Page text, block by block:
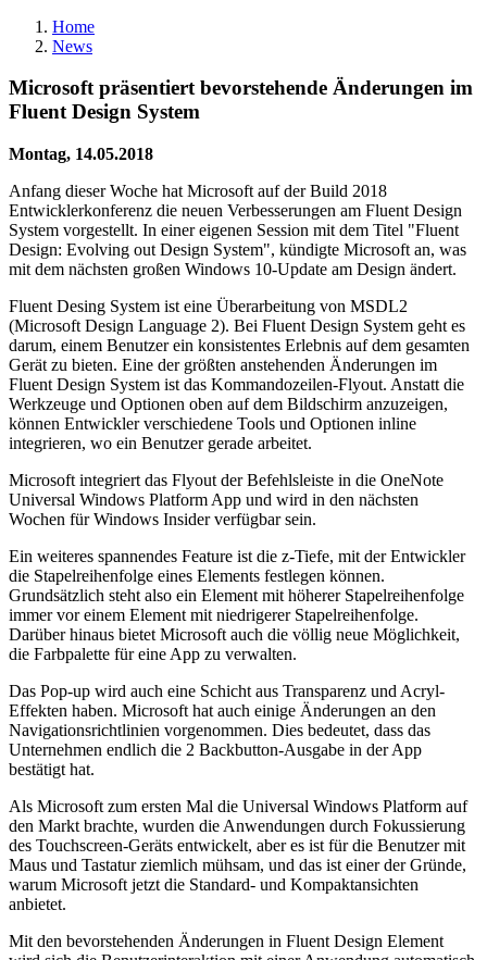
Home
News
Microsoft präsentiert bevorstehende Änderungen im
Fluent Design System
Montag, 14.05.2018
Anfang dieser Woche hat Microsoft auf der Build 2018
Entwicklerkonferenz die neuen Verbesserungen am Fluent Design
System vorgestellt. In einer eigenen Session mit dem Titel "Fluent
Design: Evolving out Design System", kündigte Microsoft an, was
mit dem nächsten großen Windows 10-Update am Design ändert.
Fluent Desing System ist eine Überarbeitung von MSDL2
(Microsoft Design Language 2). Bei Fluent Design System geht es
darum, einem Benutzer ein konsistentes Erlebnis auf dem gesamten
Gerät zu bieten. Eine der größten anstehenden Änderungen im
Fluent Design System ist das Kommandozeilen-Flyout. Anstatt die
Werkzeuge und Optionen oben auf dem Bildschirm anzuzeigen,
können Entwickler verschiedene Tools und Optionen inline
integrieren, wo ein Benutzer gerade arbeitet.
Microsoft integriert das Flyout der Befehlsleiste in die OneNote
Universal Windows Platform App und wird in den nächsten
Wochen für Windows Insider verfügbar sein.
Ein weiteres spannendes Feature ist die z-Tiefe, mit der Entwickler
die Stapelreihenfolge eines Elements festlegen können.
Grundsätzlich steht also ein Element mit höherer Stapelreihenfolge
immer vor einem Element mit niedrigerer Stapelreihenfolge.
Darüber hinaus bietet Microsoft auch die völlig neue Möglichkeit,
die Farbpalette für eine App zu verwalten.
Das Pop-up wird auch eine Schicht aus Transparenz und Acryl-
Effekten haben. Microsoft hat auch einige Änderungen an den
Navigationsrichtlinien vorgenommen. Dies bedeutet, dass das
Unternehmen endlich die 2 Backbutton-Ausgabe in der App
bestätigt hat.
Als Microsoft zum ersten Mal die Universal Windows Platform auf
den Markt brachte, wurden die Anwendungen durch Fokussierung
des Touchscreen-Geräts entwickelt, aber es ist für die Benutzer mit
Maus und Tastatur ziemlich mühsam, und das ist einer der Gründe,
warum Microsoft jetzt die Standard- und Kompaktansichten
anbietet.
Mit den bevorstehenden Änderungen in Fluent Design Element